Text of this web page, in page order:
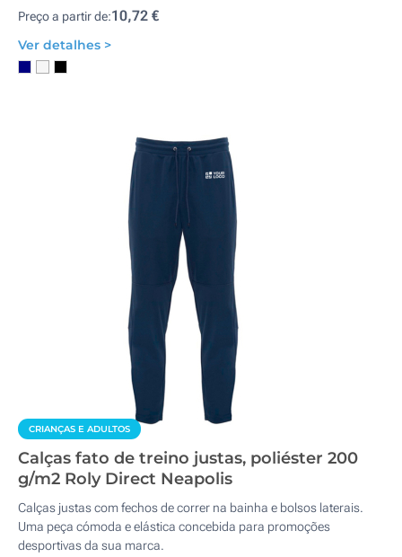
Preço a partir de:10,72 €
Ver detalhes >
CRIANÇAS E ADULTOS
Calças fato de treino justas, poliéster 200
g/m2 Roly Direct Neapolis
Calças justas com fechos de correr na bainha e bolsos laterais.
Uma peça cómoda e elástica concebida para promoções
desportivas da sua marca.